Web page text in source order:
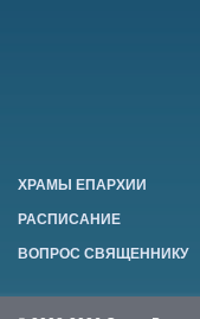
ХРАМЫ ЕПАРХИИ
РАСПИСАНИЕ
ВОПРОС СВЯЩЕННИКУ